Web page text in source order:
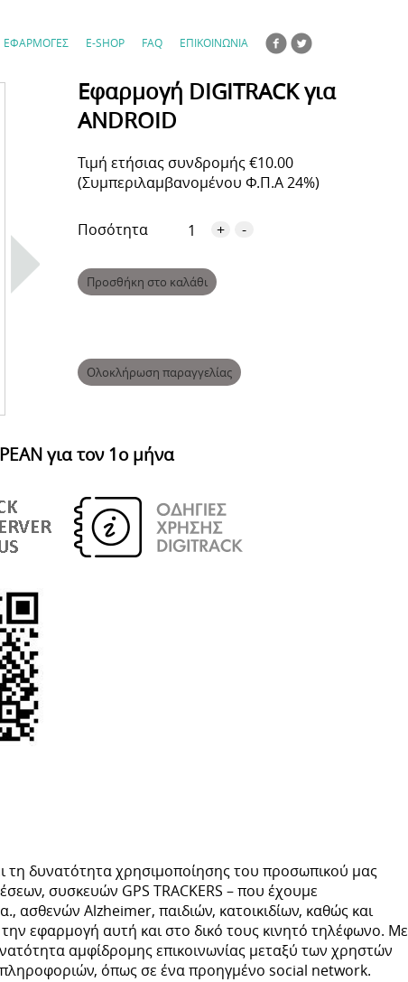
ΕΦΑΡΜΟΓΕΣ E-SHOP FAQ ΕΠΙΚΟΙΝΩΝΙΑ
Εφαρμογή DIGITRACK για
ANDROID
Τιμή ετήσιας συνδρομής €10.00
(Συμπεριλαμβανομένου Φ.Π.Α 24%)
Ποσότητα + -
Ολοκλήρωση παραγγελίας
για τον 1ο μήνα
τη δυνατότητα χρησιμοποίησης του προσωπικού μας
συσκευών GPS TRACKERS – που έχουμε
ασθενών Alzheimer, παιδιών, κατοικιδίων, καθώς και
εφαρμογή αυτή και στο δικό τους κινητό τηλέφωνο. Με
αμφίδρομης επικοινωνίας μεταξύ των χρηστών
όπως σε ένα προηγμένο social network.